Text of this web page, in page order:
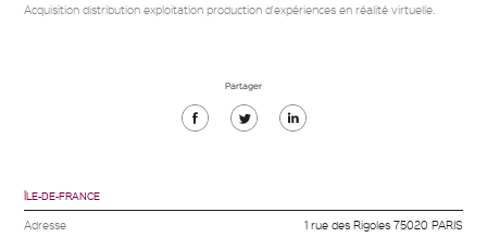
Acquisition distribution exploitation production d'expériences en réalité virtuelle.
Partager
Partager
Partager
ÎLE-DE-FRANCE
Adresse 1 rue des Rigoles 75020 PARIS